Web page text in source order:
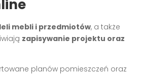
mebli i przedmiotów, a także
zapisywanie projektu oraz
planów pomieszczeń oraz